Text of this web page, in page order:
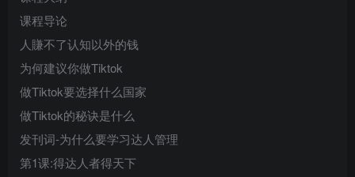
课程导论
人賺不了认知以外的钱
为何建议你做Tiktok
做Tiktok要选择什么国家
做Tiktok的秘诀是什么
发刊词-为什么要学习达人管理
第1课:得达人者得天下